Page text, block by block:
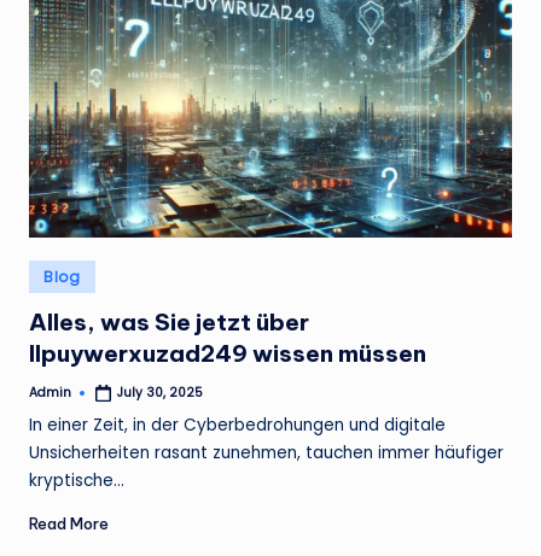
Posted
in
Blog
Alles, was Sie jetzt über
llpuywerxuzad249 wissen müssen
Posted
Admin July 30, 2025
In einer Zeit, in der Cyberbedrohungen und digitale
Unsicherheiten rasant zunehmen, tauchen immer häufiger
kryptische…
Read More